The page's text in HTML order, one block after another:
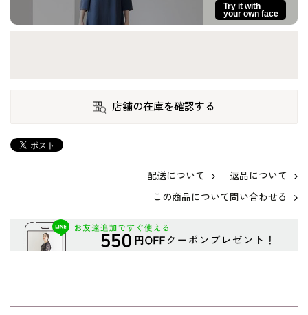
Try it with
your own face
店舗の在庫を確認する
配送について
返品について
この商品について問い合わせる